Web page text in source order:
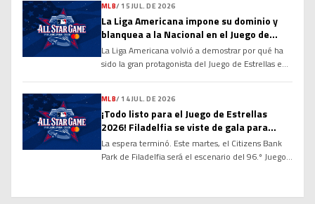
méritos suficientes para ingresar al Salón de la
Fama de Cooperstown? Sus números, su
longevidad y el dominio que ha ejercido durante
más de […]
MLB/ 15 JUL. DE 2026
La Liga Americana impone su dominio y
blanquea a la Nacional en el Juego de
Estrellas 2026
La Liga Americana volvió a demostrar por qué ha
sido la gran protagonista del Juego de Estrellas en
lanzadores prácticamente imbatible, el Joven
Circuito derrotó por marcador de 4-0 a la Liga
Nacional en la edición 96 del Clásico de […]
MLB/ 14 JUL. DE 2026
¡Todo listo para el Juego de Estrellas
2026! Filadelfia se viste de gala para
recibir a las mayores figuras de la MLB
La espera terminó. Este martes, el Citizens Bank
Park de Filadelfia será el escenario del 96.º Juego
en el tradicional duelo entre la Liga Americana y la